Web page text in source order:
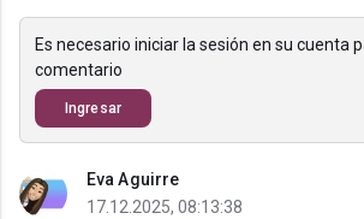
Es necesario iniciar la sesión en su cuenta
comentario
Ingresar
Eva Aguirre
17.12.2025, 08:13:38